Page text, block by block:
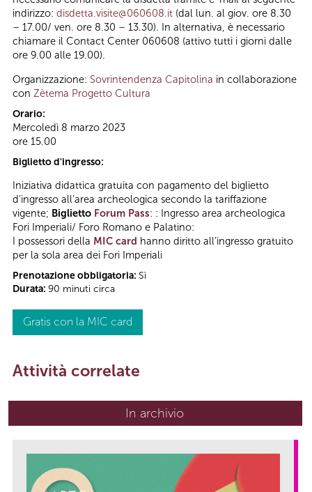
indirizzo: disdetta.visite@060608.it (dal lun. al giov. ore 8.30
– 17.00/ ven. ore 8.30 – 13.30). In alternativa, è necessario
chiamare il Contact Center 060608 (attivo tutti i giorni dalle
ore 9.00 alle 19.00).
Organizzazione: Sovrintendenza Capitolina in collaborazione
con Zètema Progetto Cultura
Orario:
Mercoledì 8 marzo 2023
ore 15.00
Biglietto d'ingresso:
Iniziativa didattica gratuita con pagamento del biglietto
d’ingresso all’area archeologica secondo la tariffazione
vigente; Biglietto Forum Pass: : Ingresso area archeologica
Fori Imperiali/ Foro Romano e Palatino:
I possessori della MIC card hanno diritto all’ingresso gratuito
per la sola area dei Fori Imperiali
Prenotazione obbligatoria: Sì
Durata: 90 minuti circa
Gratis con la MIC card
Attività correlate
In archivio